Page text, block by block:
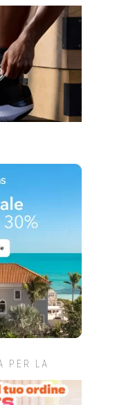
PER LA